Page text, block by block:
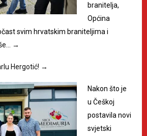
branitelja,
Općina
svim hrvatskim braniteljima i
→
Hergotić! →
Nakon što je
u Češkoj
postavila novi
svjetski